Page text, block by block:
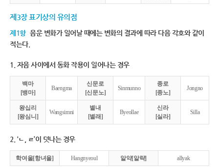
제3장 표기상의 유의점
제1항 음운 변화가 일어날 때에는 변화의 결과에 따라 다음 각호와 같이
적는다.
1. 자음 사이에서 동화 작용이 일어나는 경우
백마
[뱅마]
Baengma
신문로
[신문노]
Sinmunno
종로
[종노]
Jongno
왕십리
[왕심니]
Wangsimni
별내
[별래]
Byeollae
신라
[실라]
Silla
2. ‘ㄴ, ㄹ’이 덧나는 경우
학여울[항녀울] Hangnyeoul 알약[알략] allyak